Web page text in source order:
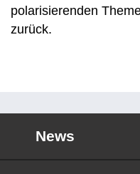
polarisierenden
zurück.
News